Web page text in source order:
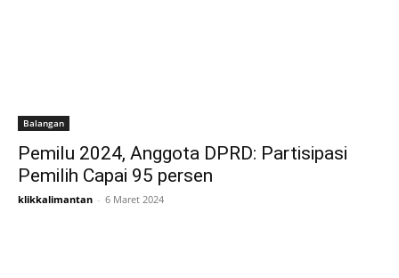
Balangan
Pemilu 2024, Anggota DPRD: Partisipasi
Pemilih Capai 95 persen
klikkalimantan - 6 Maret 2024